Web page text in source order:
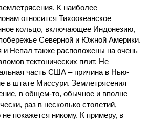
К наиболее
относится Тихоокеанское
кольцо, включающее Индонезию,
Северной и Южной Америки.
Непал также расположены на очень
тектонических плит. Не
часть США – причина в Нью-
в штате Миссури. Землетрясения
в общем-то, обычное и вполне
раз в несколько столетий,
не покажется никому. К примеру, в